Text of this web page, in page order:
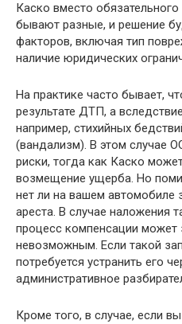
Каско вместо обязательного
бывают разные, и решение
факторов, включая тип
наличие юридических
На практике часто бывает,
результате ДТП, а
например, стихийных
(вандализм). В этом случае
риски, тогда как Каско
возмещение ущерба. Но
нет ли на вашем автомобиле
ареста. В случае наложения
процесс компенсации может
невозможным. Если такой
потребуется устранить его
административное
Кроме того, в случае, если